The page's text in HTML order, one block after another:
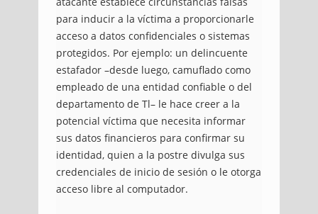
para inducir a la víctima a proporcionarle
acceso a datos confidenciales o sistemas
protegidos. Por ejemplo: un delincuente
estafador –desde luego, camuflado como
empleado de una entidad confiable o del
departamento de Tl– le hace creer a la
potencial víctima que necesita informar
sus datos financieros para confirmar su
identidad, quien a la postre divulga sus
credenciales de inicio de sesión o le otorga
acceso libre al computador.